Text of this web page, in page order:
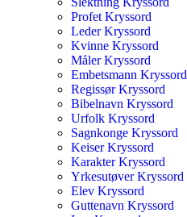
Profet Kryssord
Leder Kryssord
Kvinne Kryssord
Måler Kryssord
Embetsmann Kryssord
Regissør Kryssord
Bibelnavn Kryssord
Urfolk Kryssord
Sagnkonge Kryssord
Keiser Kryssord
Karakter Kryssord
Yrkesutøver Kryssord
Elev Kryssord
Guttenavn Kryssord